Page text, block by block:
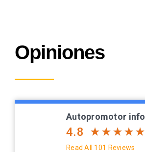
Opiniones
Autopromotor info
4.8
Read All 101 Reviews